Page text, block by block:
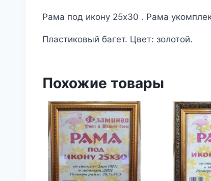
Рама под икону 25х30 . Рама
Пластиковый багет. Цвет: золотой.
Похожие товары